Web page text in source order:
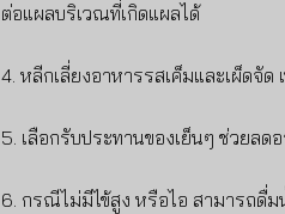
ต่อแผลบริเวณที่เกิดแผลได้
4. หลีกเลี่ยงอาหารรสเค็มและเผ็ดจัด
5. เลือกรับประทานของเย็นๆ ช่วยลด
6. กรณีไม่มีไข้สูง หรือไอ สามารถดื่ม